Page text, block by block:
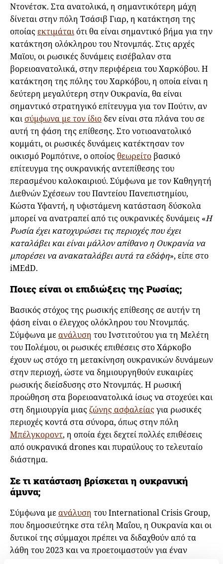
Ντονέτσκ. Στα ανατολικά, η σημαντικότερη μάχη
δίνεται στην πόλη Τσάσιβ Γιαρ, η κατάκτηση της
οποίας εκτιμάταιότι θα είναι σημαντικό βήμα για την
κατάκτηση ολόκληρου του Ντονμπάς. Στις αρχές
Μαϊου, οι ρωσικές δυνάμεις εισέβαλαν στα
βορειοανατολικά, στην περιφέρεια του Χαρκόβου. Η
κατάκτηση της πόλης του Χαρκόβου, η οποία είναι η
δεύτερη μεγαλύτερη στην Ουκρανία, θα είναι
σημαντικό στρατηγικό επίτευγμα για τον Πούτιν, αν
καισύμφωνα με τον ίδιοδεν είναι στα πλάνα του σε
αυτή τη φάση της επίθεσης. Στο νοτιοανατολικό
κομμάτι, οι ρωσικές δυνάμεις κατέκτησαν τον
οικισμό Ρομπότινε, ο οποίοςθεωρείτο βασικό
επίτευγμα της ουκρανικής αντεπίθεσης του
περασμένου καλοκαιριού. Σύμφωνα με τον Καθηγητή
Διεθνών Σχέσεων του Παντείου Πανεπιστημίου,
Κώστα Υφαντή, η υφιστάμενη κατάσταση δύσκολα
μπορεί να ανατραπεί από τις ουκρανικές δυνάμεις «Η
Ρωσία έχει κατοχυρώσει τις περιοχές που έχει
καταλάβει και είναι μάλλον απίθανο η Ουκρανία να
μπορέσει να ανακαταλάβει αυτά τα εδάφη», είπε στο
iMEdD.
Ποιες είναι οι επιδιώξεις της Ρωσίας;
Βασικός στόχος της ρωσικής επίθεσης σε αυτήν τη
φάση είναι ο έλεγχος ολόκληρου του Ντονμπάς.
Σύμφωνα μεανάλυση του Ινστιτούτου για τη Μελέτη
του Πολέμου, οι ρωσικές επιθέσεις στο Χάρκοβο
έχουν ως στόχο τη μετακίνηση ουκρανικών δυνάμεων
στην περιοχή, ώστε να δημιουργηθούν ευκαιρίες
ρωσικής διείσδυσης στο Ντονμπάς. Η ρωσική
προώθηση στα βορειοανατολικά ίσως να στοχεύει και
στη δημιουργία μιας ζώνης ασφαλείαςγια ρωσικές
περιοχές κοντά στα σύνορα, όπως στην πόλη
Μπέλγκοροντ, η οποία έχει δεχτεί πολλές επιθέσεις
από ουκρανικά drones και πυραύλους το τελευταίο
διάστημα.
Σε τι κατάσταση βρίσκεται η ουκρανική
άμυνα;
Σύμφωνα μεανάλυση του International Crisis Group,
που δημοσιεύτηκε στα τέλη Μαΐου, η Ουκρανία και οι
δυτικοί της σύμμαχοι πρέπει να διδαχθούν από τα
λάθη του 2023 και να προετοιμαστούν για έναν